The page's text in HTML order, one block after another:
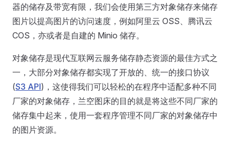
器的储存及带宽有限，我们会使用第三方对象储存来储存
图片以提高图片的访问速度，例如阿里云 OSS、腾讯云
COS，亦或者是自建的 Minio 储存。
对象储存是现代互联网云服务储存静态资源的最佳方式之
一，大部分对象储存都实现了开放的、统一的接口协议
(S3 API)，这使得我们可以轻松的在程序中适配多种不同
厂家的对象储存，兰空图床的目的就是将这些不同厂家的
储存集中起来，使用一套程序管理不同厂家的对象储存中
的图片资源。